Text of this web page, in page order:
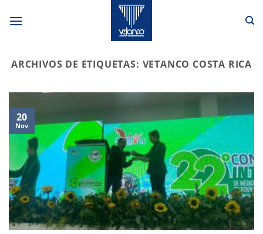
ARCHIVOS DE ETIQUETAS: VETANCO COSTA RICA
20
Nov